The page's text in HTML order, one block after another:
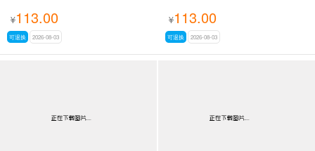
¥113.00
可退换 2026-08-03
¥113.00
可退换 2026-08-03